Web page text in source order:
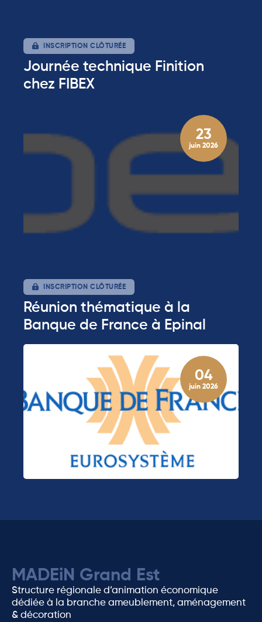
INSCRIPTION CLÔTURÉE
Journée technique Finition
chez FIBEX
23
juin 2026
INSCRIPTION CLÔTURÉE
Réunion thématique à la
Banque de France à Epinal
04
juin 2026
MADEiN Grand Est
Structure régionale d’animation économique
dédiée à la branche ameublement, aménagement
& décoration